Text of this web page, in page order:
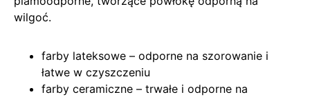
wilgoć.
farby lateksowe – odporne na szorowanie i
łatwe w czyszczeniu
farby ceramiczne – trwałe i odporne na